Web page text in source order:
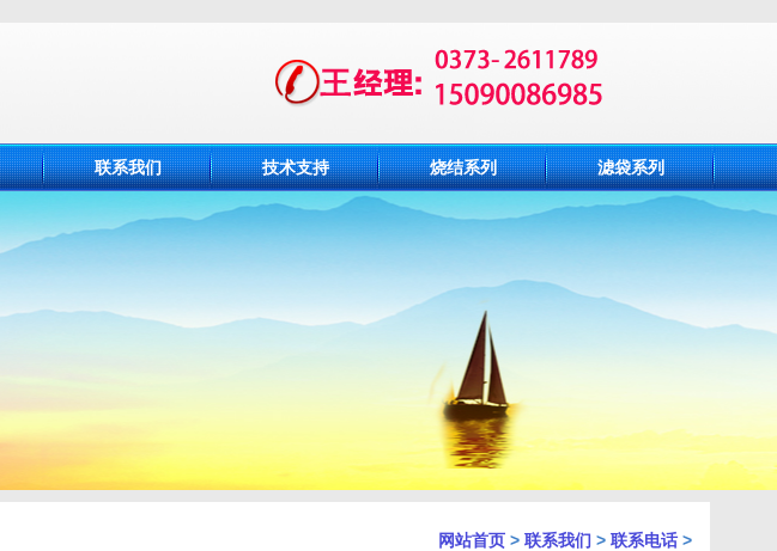
联系我们 技术支持 烧结系列 滤袋系列
网站首页 > 联系我们 > 联系电话 >